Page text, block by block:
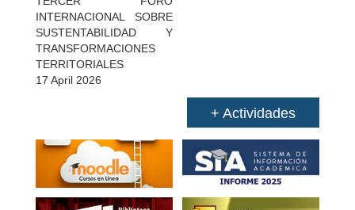
INTERNACIONAL SOBRE
SUSTENTABILIDAD Y
TRANSFORMACIONES
TERRITORIALES
17 April 2026
+ Actividades